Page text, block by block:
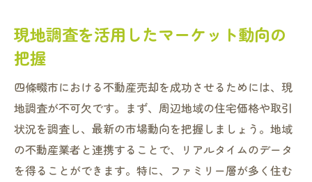
現地調査を活用したマーケット動向の
把握
四條畷市における不動産売却を成功させるためには、現
地調査が不可欠です。まず、周辺地域の住宅価格や取引
状況を調査し、最新の市場動向を把握しましょう。地域
の不動産業者と連携することで、リアルタイムのデータ
を得ることができます。特に、ファミリー層が多く住む